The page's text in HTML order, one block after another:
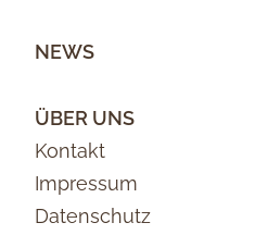
NEWS
ÜBER UNS
Kontakt
Impressum
Datenschutz